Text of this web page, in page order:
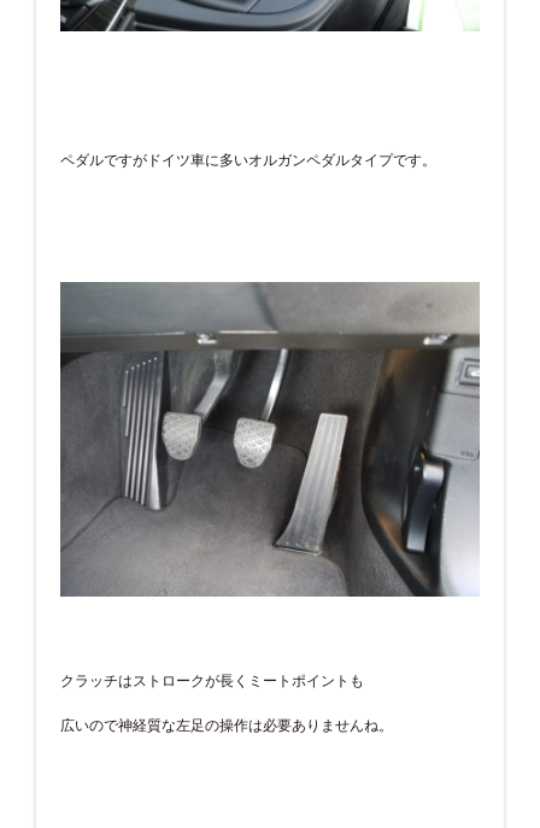
ペダルですがドイツ車に多いオルガンペダルタイプです。
クラッチはストロークが長くミートポイントも
広いので神経質な左足の操作は必要ありませんね。